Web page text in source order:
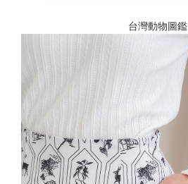
台灣動物圖鑑